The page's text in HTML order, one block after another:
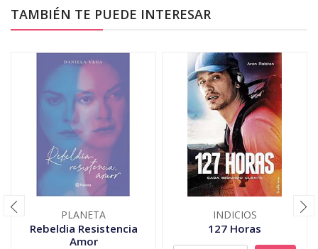
TAMBIÉN TE PUEDE INTERESAR
PLANETA
Rebeldia Resistencia
Amor
INDICIOS
127 Horas